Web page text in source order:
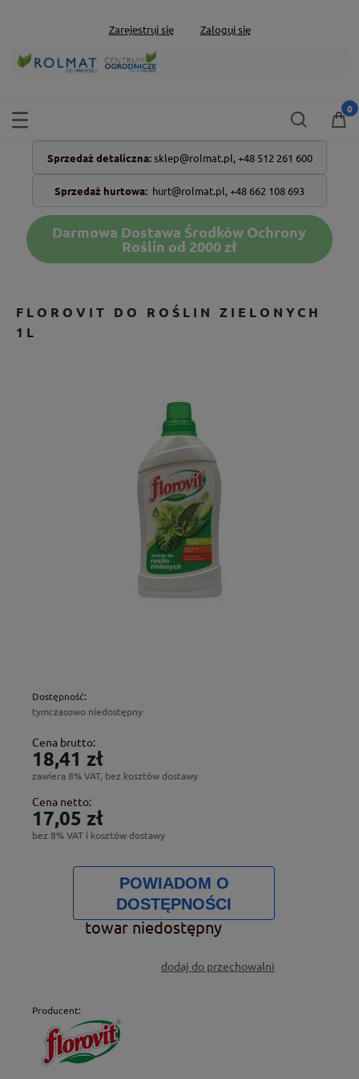
Zarejestruj się Zaloguj się
Sprzedaż detaliczna: sklep@rolmat.pl, +48 512 261 600
Sprzedaż hurtowa: hurt@rolmat.pl,+48 662 108 693
Darmowa Dostawa Środków Ochrony
Roślin od 2000 zł
FLOROVIT DO ROŚLIN ZIELONYCH
1L
Dostępność:
tymczasowo niedostępny
Cena brutto:
18,41 zł
zawiera 8% VAT, bez kosztów dostawy
Cena netto:
17,05 zł
bez 8% VAT i kosztów dostawy
POWIADOM O
DOSTĘPNOŚCI
towar niedostępny
dodaj do przechowalni
Producent: